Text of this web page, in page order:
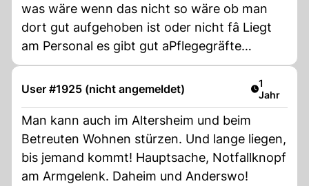
was wäre wenn das nicht so wäre ob man
dort gut aufgehoben ist oder nicht fâ Liegt
am Personal es gibt gut aPflegegräfte
weniger gute oder schlechtes Pflegepersonal
ich werde auch Pflege in Anspruch nehmen
Wohnung zu Verkommen aber das muss
jeder für sich Entscheiden Früher hat man
Familien Angehörige zu Hause gepflegt heute
möchte das niemand mehr tun da es kein voll
User #1925 (nicht angemeldet) Artikel
1
Jahr
Man kann auch im Altersheim und beim
Betreuten Wohnen stürzen. Und lange liegen,
bis jemand kommt! Hauptsache, Notfallknopf
am Armgelenk. Daheim und Anderswo!